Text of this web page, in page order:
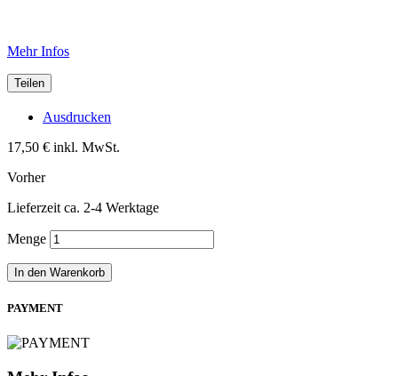
Mehr Infos
Teilen
Ausdrucken
17,50 € inkl. MwSt.
Vorher
Lieferzeit ca. 2-4 Werktage
Menge
In den Warenkorb
PAYMENT